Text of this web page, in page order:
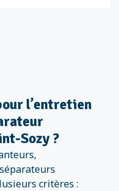
l’entretien
Sozy ?
critères :